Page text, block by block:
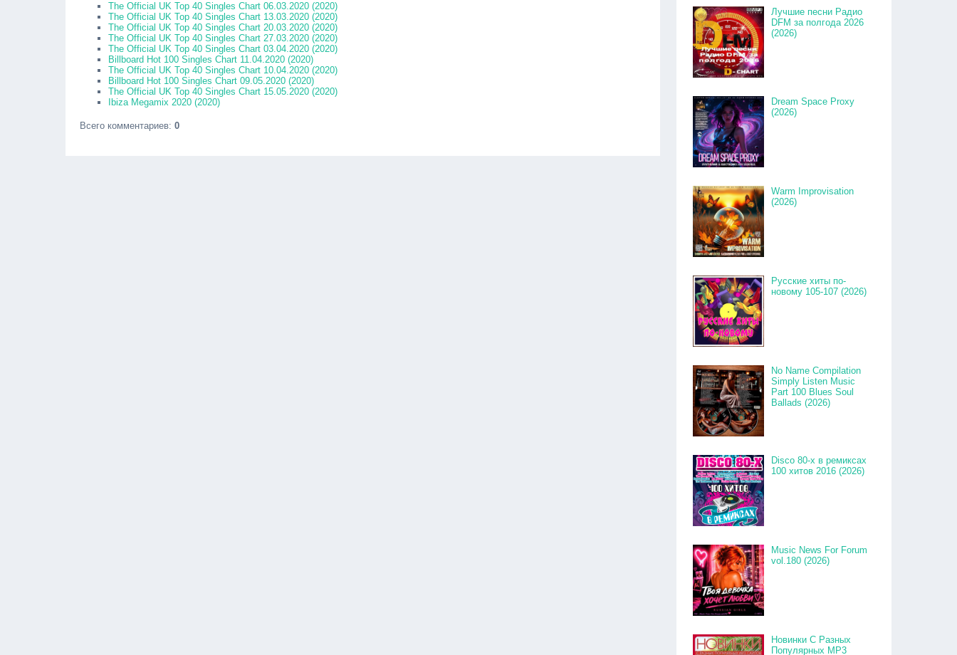
The Official UK Top 40 Singles Chart 06.03.2020 (2020)
The Official UK Top 40 Singles Chart 13.03.2020 (2020)
The Official UK Top 40 Singles Chart 20.03.2020 (2020)
The Official UK Top 40 Singles Chart 27.03.2020 (2020)
The Official UK Top 40 Singles Chart 03.04.2020 (2020)
Billboard Hot 100 Singles Chart 11.04.2020 (2020)
The Official UK Top 40 Singles Chart 10.04.2020 (2020)
Billboard Hot 100 Singles Chart 09.05.2020 (2020)
The Official UK Top 40 Singles Chart 15.05.2020 (2020)
Ibiza Megamix 2020 (2020)
Всего комментариев: 0
Лучшие песни Радио
DFM за полгода 2026
(2026)
Dream Space Proxy
(2026)
Warm Improvisation
(2026)
Русские хиты по-
новому 105-107 (2026)
No Name Compilation
Simply Listen Music
Part 100 Blues Soul
Ballads (2026)
Disco 80-x в ремиксах
100 хитов 2016 (2026)
Music News For Forum
vol.180 (2026)
Новинки С Разных
Популярных MP3